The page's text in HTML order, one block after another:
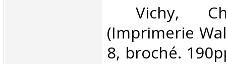
Vichy,
(Imprimerie
8, broché.